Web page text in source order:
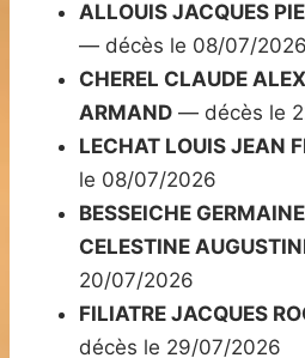
ALLOUIS JACQUES
— décès le 08/07/2026
CHEREL CLAUDE
ARMAND — décès le
LECHAT LOUIS JEAN
le 08/07/2026
BESSEICHE
CELESTINE
20/07/2026
FILIATRE JACQUES
décès le 29/07/2026